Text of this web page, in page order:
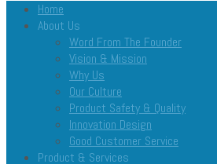
Home
About Us
Word From The Founder
Vision & Mission
Why Us
Our Culture
Product Safety & Quality
Innovation Design
Good Customer Service
Product & Services